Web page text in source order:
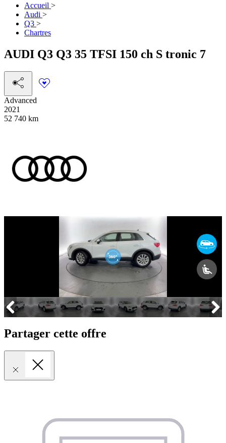
Accueil >
Audi >
Q3 >
Chartres
AUDI Q3 Q3 35 TFSI 150 ch S tronic 7
Advanced
2021
52 740 km
Partager cette offre